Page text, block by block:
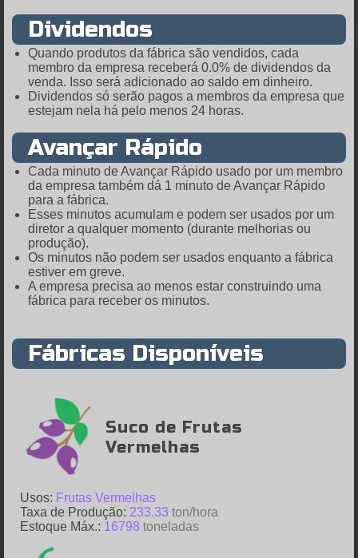
Dividendos
Quando produtos da fábrica são vendidos, cada
membro da empresa receberá 0.0% de dividendos da
venda. Isso será adicionado ao saldo em dinheiro.
Dividendos só serão pagos a membros da empresa que
estejam nela há pelo menos 24 horas.
Avançar Rápido
Cada minuto de Avançar Rápido usado por um membro
da empresa também dá 1 minuto de Avançar Rápido
para a fábrica.
Esses minutos acumulam e podem ser usados por um
diretor a qualquer momento (durante melhorias ou
produção).
Os minutos não podem ser usados enquanto a fábrica
estiver em greve.
A empresa precisa ao menos estar construindo uma
fábrica para receber os minutos.
Fábricas Disponíveis
Suco de Frutas
Vermelhas
Usos: Frutas Vermelhas
Taxa de Produção: 233.33 ton/hora
Estoque Máx.: 16798 toneladas